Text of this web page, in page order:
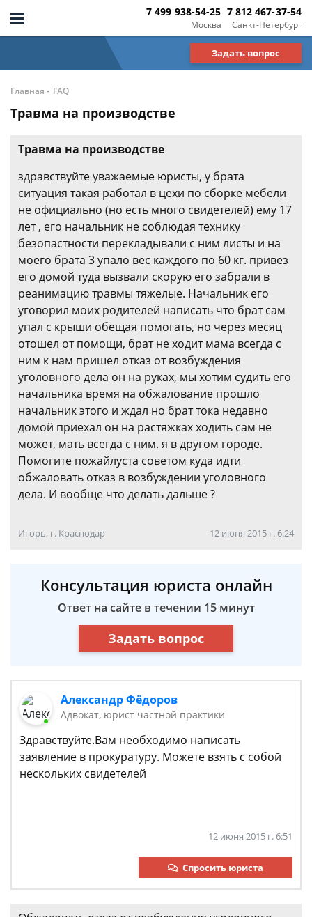
Москва
7 499 938-54-25
Санкт-Петербург
7 812 467-37-54
Задать вопрос
Главная - FAQ
Травма на производстве
Травма на производстве
здравствуйте уважаемые юристы, у брата
ситуация такая работал в цехи по сборке мебели
не официально (но есть много свидетелей) ему 17
лет , его начальник не соблюдая технику
безопастности перекладывали с ним листы и на
моего брата 3 упало вес каждого по 60 кг. привез
его домой туда вызвали скорую его забрали в
реанимацию травмы тяжелые. Начальник его
уговорил моих родителей написать что брат сам
упал с крыши обещая помогать, но через месяц
отошел от помощи, брат не ходит мама всегда с
ним к нам пришел отказ от возбуждения
уголовного дела он на руках, мы хотим судить его
начальника время на обжалование прошло
начальник этого и ждал но брат тока недавно
домой приехал он на растяжках ходить сам не
может, мать всегда с ним. я в другом городе.
Помогите пожайлуста советом куда идти
обжаловать отказ в возбуждении уголовного
дела. И вообще что делать дальше ?
Игорь, г. Краснодар 12 июня 2015 г. 6:24
Консультация юриста онлайн
Ответ на сайте в течении 15 минут
Задать вопрос
Александр Фёдоров
Адвокат, юрист частной практики
Здравствуйте.Вам необходимо написать
заявление в прокуратуру. Можете взять с собой
нескольких свидетелей
12 июня 2015 г. 6:51
Спросить юриста